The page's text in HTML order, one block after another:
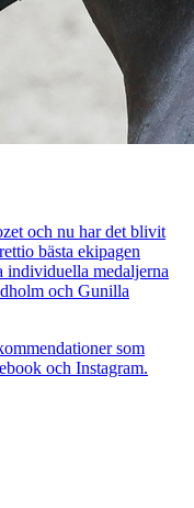
och nu har det blivit
bästa ekipagen
individuella medaljerna
och Gunilla
som
och Instagram.